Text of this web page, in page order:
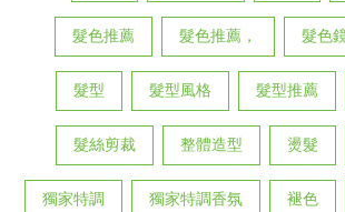
髮色推薦 髮色推薦， 髮色
髮型 髮型風格 髮型推薦
髮絲剪裁 整體造型 燙髮
獨家特調 獨家特調香氛 褪色